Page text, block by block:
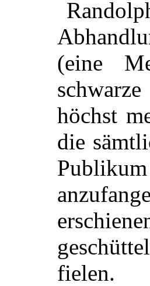
(eine
höchst
die
fielen.